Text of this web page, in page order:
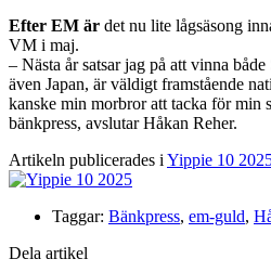
Efter EM är det nu lite lågsäsong
VM i maj.
– Nästa år satsar jag på att vinna
även Japan, är väldigt framstående
kanske min morbror att tacka för min
bänkpress, avslutar Håkan Reher.
Artikeln publicerades i Yippie 10
Taggar: Bänkpress, em-guld,
Dela artikel